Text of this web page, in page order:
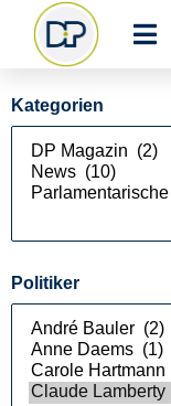
Kategorien
Politiker